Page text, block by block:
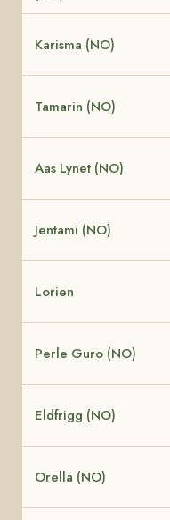
Karisma (NO)
Tamarin (NO)
Aas Lynet (NO)
Jentami (NO)
Lorien
Perle Guro (NO)
Eldfrigg (NO)
Orella (NO)